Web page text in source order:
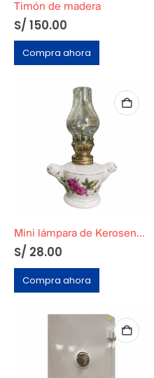
Timón de madera
S/ 150.00
Compra ahora
Mini lámpara de Kerosene Noventera Funcional
S/ 28.00
Compra ahora